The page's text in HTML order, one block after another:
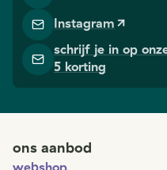
Instagram
schrijf je in op
5 korting
ons aanbod
webshop